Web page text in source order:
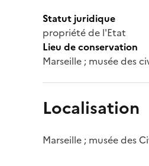
Statut juridique
propriété de l'Etat
Lieu de conservation
Marseille ; musée des
Localisation
Marseille ; musée des